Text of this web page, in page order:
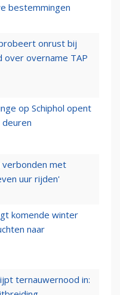
bestemmingen
onrust bij
over overname TAP
op Schiphol opent
verbonden met
uur rijden'
komende winter
naar
ternauwernood in: